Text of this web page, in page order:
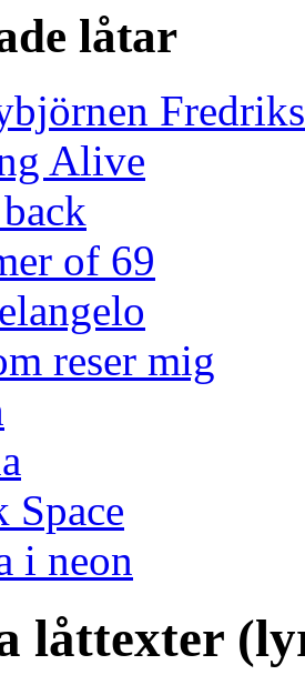
låtar
Alive
of 69
reser mig
Space
i neon
låttexter